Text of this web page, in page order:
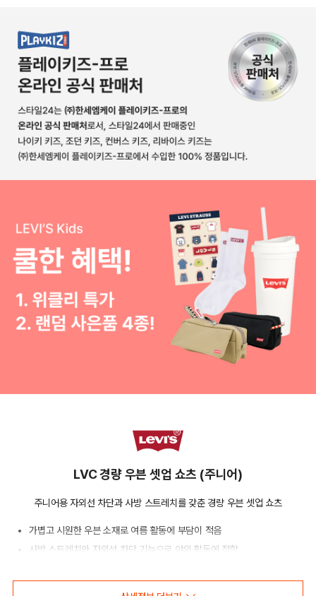
LVC 경량 우븐 셋업 쇼츠 (주니어)
주니어용 자외선 차단과 사방 스트레치를 갖춘 경량 우븐 셋업 쇼츠
가볍고 시원한 우븐 소재로 여름 활동에 부담이 적음
사방 스트레치와 자외선 차단 기능으로 야외 활동에 적합